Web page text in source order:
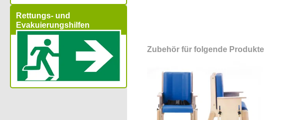
Rettungs- und
Evakuierungshilfen
Zubehör für folgende Produkte